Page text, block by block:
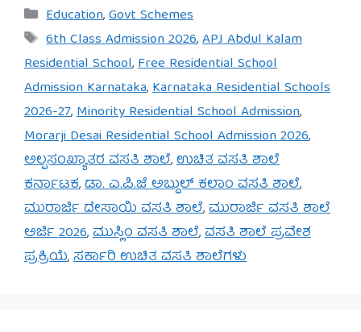
Categories
Education,Govt Schemes
Tags
6th Class Admission 2026,APJ Abdul Kalam
Residential School,Free Residential School
Admission Karnataka,Karnataka Residential Schools
2026-27,Minority Residential School Admission,
Morarji Desai Residential School Admission 2026,
ಅಲ್ಪಸಂಖ್ಯಾತರ ವಸತಿ ಶಾಲೆ,ಉಚಿತ ವಸತಿ ಶಾಲೆ
ಕರ್ನಾಟಕ,ಡಾ. ಎ.ಪಿ.ಜೆ ಅಬ್ದುಲ್ ಕಲಾಂ ವಸತಿ ಶಾಲೆ,
ಮುರಾರ್ಜಿ ದೇಸಾಯಿ ವಸತಿ ಶಾಲೆ,ಮುರಾರ್ಜಿ ವಸತಿ ಶಾಲೆ
ಅರ್ಜಿ 2026,ಮುಸ್ಲಿಂ ವಸತಿ ಶಾಲೆ,ವಸತಿ ಶಾಲೆ ಪ್ರವೇಶ
ಪ್ರಕ್ರಿಯೆ,ಸರ್ಕಾರಿ ಉಚಿತ ವಸತಿ ಶಾಲೆಗಳು